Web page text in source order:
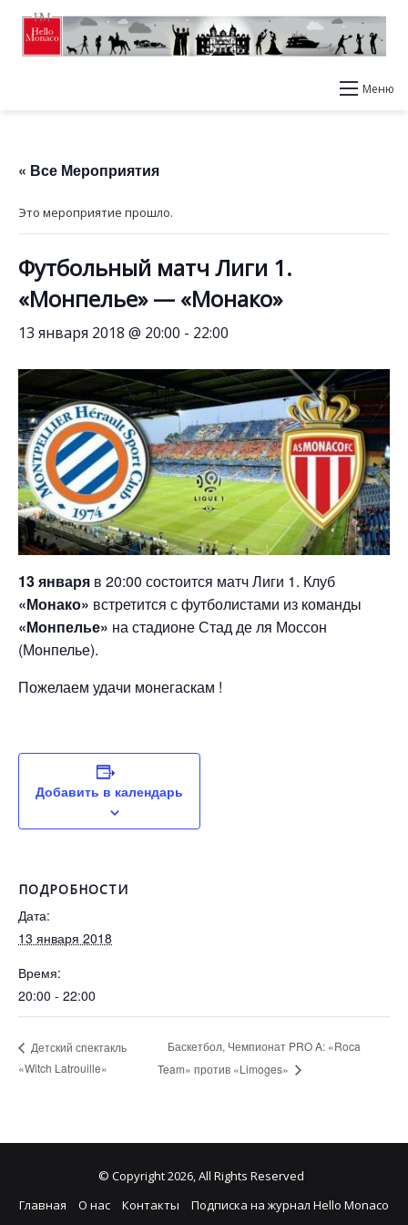
Меню
« Все Мероприятия
Это мероприятие прошло.
Футбольный матч Лиги 1.
«Монпелье» — «Монако»
13 января 2018 @ 20:00 - 22:00
13 января в 20:00 состоится матч Лиги 1. Клуб
«Монако» встретится с футболистами из команды
«Монпелье» на стадионе Стад де ля Моссон
(Монпелье).
Пожелаем удачи монегаскам !
Добавить в календарь
ПОДРОБНОСТИ
Дата:
13 января 2018
Время:
20:00 - 22:00
Детский спектакль
«Witch Latrouille»
Баскетбол, Чемпионат PRO A: «Roca
Team» против «Limoges»
© Copyright 2026, All Rights Reserved
Главная
О нас Контакты Подписка на журнал Hello Monaco